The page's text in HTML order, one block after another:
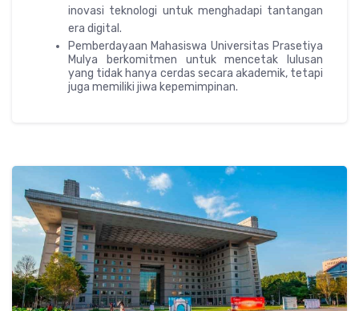
inovasi teknologi untuk menghadapi tantangan
era digital.
Pemberdayaan Mahasiswa Universitas Prasetiya
Mulya berkomitmen untuk mencetak lulusan
yang tidak hanya cerdas secara akademik, tetapi
juga memiliki jiwa kepemimpinan.